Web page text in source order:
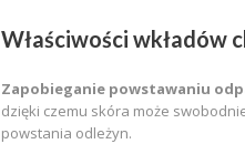
Właściwości wkładów
Zapobieganie powstawaniu
dzięki czemu skóra może
powstania odleżyn.